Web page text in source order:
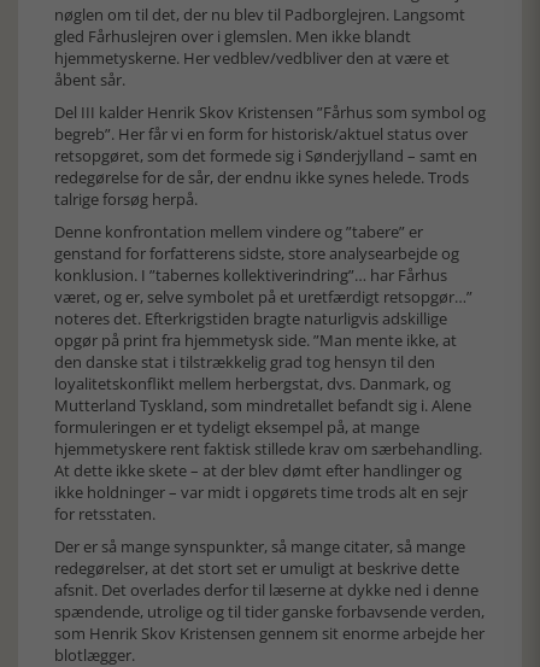
nøglen om til det, der nu blev til Padborglejren. Langsomt
gled Fårhuslejren over i glemslen. Men ikke blandt
hjemmetyskerne. Her vedblev/vedbliver den at være et
åbent sår.
Del III kalder Henrik Skov Kristensen ”Fårhus som symbol og
begreb”. Her får vi en form for historisk/aktuel status over
retsopgøret, som det formede sig i Sønderjylland – samt en
redegørelse for de sår, der endnu ikke synes helede. Trods
talrige forsøg herpå.
Denne konfrontation mellem vindere og ”tabere” er
genstand for forfatterens sidste, store analysearbejde og
konklusion. I ”tabernes kollektiverindring”… har Fårhus
været, og er, selve symbolet på et uretfærdigt retsopgør…”
noteres det. Efterkrigstiden bragte naturligvis adskillige
opgør på print fra hjemmetysk side. ”Man mente ikke, at
den danske stat i tilstrækkelig grad tog hensyn til den
loyalitetskonflikt mellem herbergstat, dvs. Danmark, og
Mutterland Tyskland, som mindretallet befandt sig i. Alene
formuleringen er et tydeligt eksempel på, at mange
hjemmetyskere rent faktisk stillede krav om særbehandling.
At dette ikke skete – at der blev dømt efter handlinger og
ikke holdninger – var midt i opgørets time trods alt en sejr
for retsstaten.
Der er så mange synspunkter, så mange citater, så mange
redegørelser, at det stort set er umuligt at beskrive dette
afsnit. Det overlades derfor til læserne at dykke ned i denne
spændende, utrolige og til tider ganske forbavsende verden,
som Henrik Skov Kristensen gennem sit enorme arbejde her
blotlægger.